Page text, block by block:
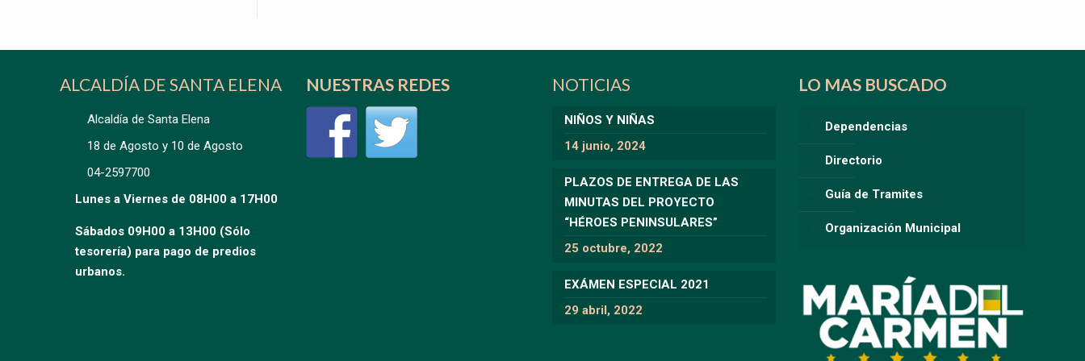
ALCALDÍA DE SANTA ELENA
Alcaldía de Santa Elena
18 de Agosto y 10 de Agosto
04-2597700
Lunes a Viernes de 08H00 a 17H00
Sábados 09H00 a 13H00 (Sólo
tesorería) para pago de predios
urbanos.
NUESTRAS REDES NOTICIAS
NIÑOS Y NIÑAS
14 junio, 2024
PLAZOS DE ENTREGA DE LAS
MINUTAS DEL PROYECTO
“HÉROES PENINSULARES”
25 octubre, 2022
EXÁMEN ESPECIAL 2021
29 abril, 2022
LO MAS BUSCADO
Dependencias
Directorio
Guía de Tramites
Organización Municipal